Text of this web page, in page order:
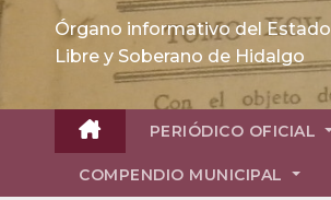
Órgano informativo del Estado
Libre y Soberano de Hidalgo
PERIÓDICO OFICIAL
COMPENDIO MUNICIPAL